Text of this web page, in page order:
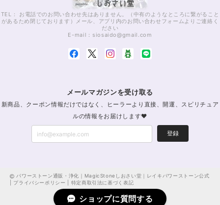
TEL： お電話でのお問い合わせ先はありません。（中有のようなところに繋がること
があるため閉じております）メール、アプリ内のお問い合わせフォームよりご連絡く
ださい
E-mail： siosaido@gmail.com
メールマガジンを受け取る
新商品、クーポン情報だけではなく、ヒーラーより直接、開運、スピリチュア
ルの情報をお届けします♥
登録
パワーストーン通販・浄化｜MagicStoneしおさい堂｜レイキパワーストーン公式
プライバシーポリシー 特定商取引法に基づく表記
ショップに質問する